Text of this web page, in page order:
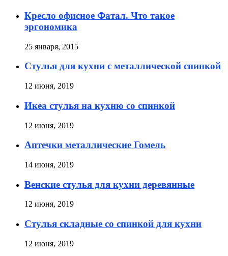
Кресло офисное Фатал. Что такое
эргономика
25 января, 2015
Стулья для кухни с металлической спинкой
12 июня, 2019
Икеа стулья на кухню со спинкой
12 июня, 2019
Аптечки металлические Гомель
14 июня, 2019
Венские стулья для кухни деревянные
12 июня, 2019
Стулья складные со спинкой для кухни
12 июня, 2019